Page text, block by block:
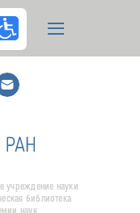
учреждение науки
библиотека
наук